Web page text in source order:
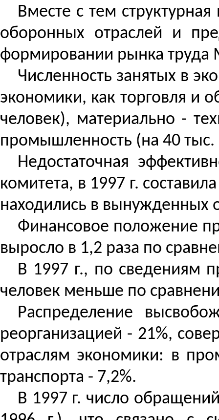
Вместе с тем
оборонных отраслей и
формировании рынка труда
Численность занятых в
экономики, как торговля и
человек), материально -
промышленность (на 40 тыс.
Недостаточная
комитета, в 1997 г.
находились в вынужденных
Финансовое положение
выросло в 1,2 раза по
В 1997 г., по сведениям
человек меньше по
Распределение
реорганизацией - 21%,
отраслям экономики: в
транспорта - 7,2%.
В 1997 г. число